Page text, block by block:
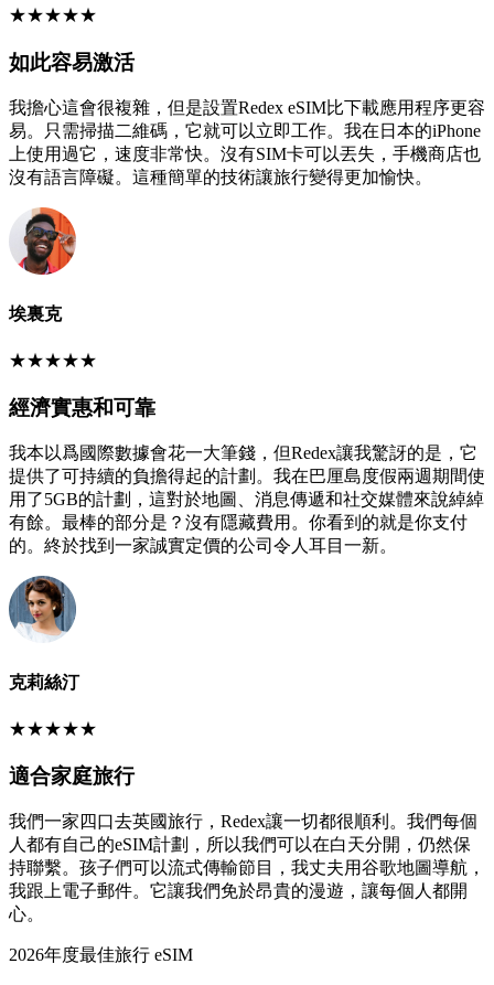
★★★★★
如此容易激活
我擔心這會很複雜，但是設置Redex eSIM比下載應用程序更容
易。只需掃描二維碼，它就可以立即工作。我在日本的iPhone
上使用過它，速度非常快。沒有SIM卡可以丟失，手機商店也
沒有語言障礙。這種簡單的技術讓旅行變得更加愉快。
埃裏克
★★★★★
經濟實惠和可靠
我本以爲國際數據會花一大筆錢，但Redex讓我驚訝的是，它
提供了可持續的負擔得起的計劃。我在巴厘島度假兩週期間使
用了5GB的計劃，這對於地圖、消息傳遞和社交媒體來說綽綽
有餘。最棒的部分是？沒有隱藏費用。你看到的就是你支付
的。終於找到一家誠實定價的公司令人耳目一新。
克莉絲汀
★★★★★
適合家庭旅行
我們一家四口去英國旅行，Redex讓一切都很順利。我們每個
人都有自己的eSIM計劃，所以我們可以在白天分開，仍然保
持聯繫。孩子們可以流式傳輸節目，我丈夫用谷歌地圖導航，
我跟上電子郵件。它讓我們免於昂貴的漫遊，讓每個人都開
心。
2026年度最佳旅行 eSIM